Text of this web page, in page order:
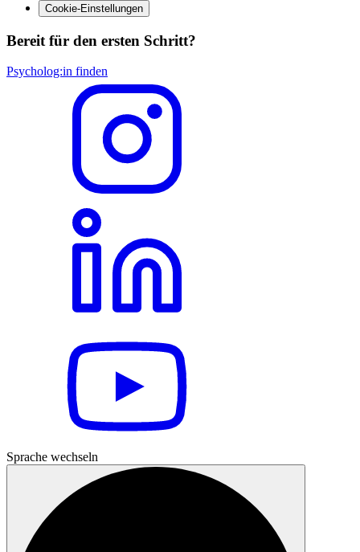
Cookie-Einstellungen
Bereit für den ersten Schritt?
Psycholog:in finden
Sprache wechseln